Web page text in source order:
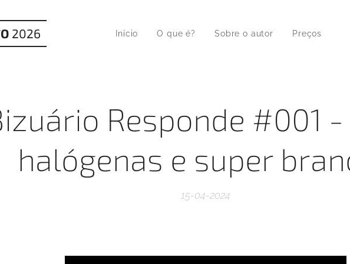
2026 Início O que é? Sobre o autor Preços
Responde #001 -
halógenas e super
15-04-2024